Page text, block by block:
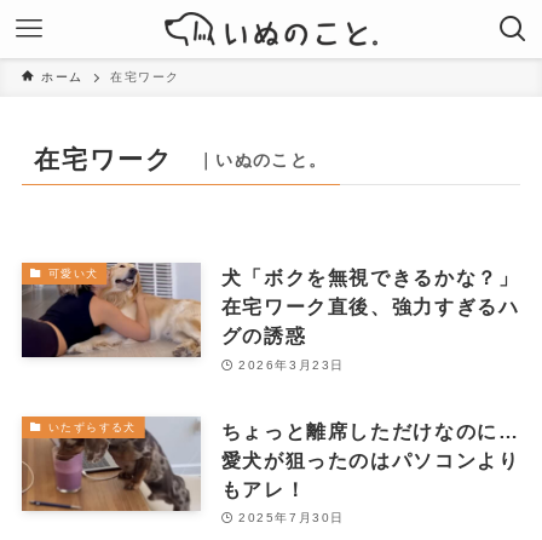
ホーム 在宅ワーク
在宅ワーク ｜いぬのこと。
可愛い犬
犬「ボクを無視できるかな？」
在宅ワーク直後、強力すぎるハ
グの誘惑
2026年3月23日
いたずらする犬
ちょっと離席しただけなのに…
愛犬が狙ったのはパソコンより
もアレ！
2025年7月30日